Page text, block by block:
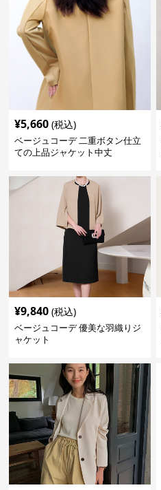
¥5,660 (税込)
ベージュコーデ 二重ボタン仕立
ての上品ジャケット中丈
¥9,840 (税込)
ベージュコーデ 優美な羽織りジ
ャケット